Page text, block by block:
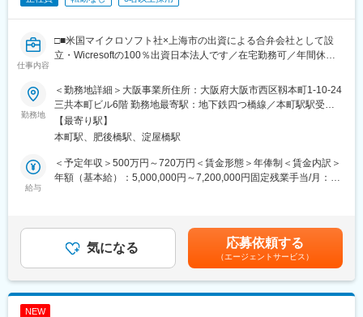
（神戸在住の方は、京都ではなくなるべく大阪市内の案件にアサ
※一人での常駐はございません。
・今回ご入社いただくPM・PL候補の方には5-20名程度のマネジ
メントをお任せします。
■就業環境
※常駐先が大手企業中心のため、残業に関してしっかりと管理され
ています。承認を得ないと残業できない仕組みとなっています。
■当社について
・当社は、WITSを親会社に持ち、全世界の社員合わせると10,000
名程度の組織である大手外資系企業です。
仕事内容
□■米国マイクロソフト社×上海市の出資による合弁会社として設
立・Wicresoftの100％出資日本法人です／在宅勤務可／年間休日
■職務概要：
主に、Windows系サーバの設計、構築を担当する部門です。主に
Microsoft 365（office365)の上流設計を担当して頂きます。
▼具体的には：
・Microsoft社製品技術に基づいたITインフラの設計・構築・テス
※弊社のインフラチームは基本は受託型（リモート勤務利用）で勤
務しています。最終納品、構築の際は、一定期間顧客先での業務
勤務地
＜勤務地詳細＞大阪事業所住所：大阪府大阪市西区靱本町1-10-24
三共本町ビル6階 勤務地最寄駅：地下鉄四つ橋線／本町駅駅受動
喫煙対策：敷地内喫煙可能場所あり変更の範囲：会社の定める事
業所（リモートワーク含む）
【最寄り駅】
本町駅、肥後橋駅、淀屋橋駅
給与
＜予定年収＞500万円～720万円＜賃金形態＞年俸制＜賃金内訳＞
年額（基本給）：5,000,000円～7,200,000円固定残業手当/月：
補足＞※上記給与詳細は、経験・能力を考慮の上、決定します。■
給与改定：年1回（4月）■賞与：無賃金はあくまでも目安の金額
であり、選考を通じて上下する可能性があります。月給(月額)は固
定手当を含めた表記です。
気になる 応募依頼する
（エージェントサービス）
NEW